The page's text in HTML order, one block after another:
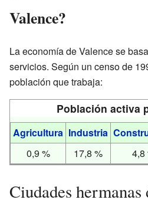
Valence?
La economía de Valence se
servicios. Según un censo de
población que trabaja:
Población activa
Agricultura Industria
0,9 %
17,8 % 4,8
Ciudades hermanas